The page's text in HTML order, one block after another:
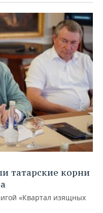
татарские корни
«Квартал изящных